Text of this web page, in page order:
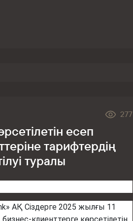
ESG
277
есеп
тарифтердің
туралы
АҚ Сіздерге 2025 жылғы 11